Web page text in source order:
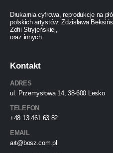
Drukarnia cyfrowa, reprodukcje na
polskich artystów: Zdzisława
Zofii Stryjeńskiej,
oraz innych.
Kontakt
ADRES
ul. Przemysłowa 14, 38-600 Lesko
TELEFON
+48 13 461 63 82
EMAIL
art@bosz.com.pl